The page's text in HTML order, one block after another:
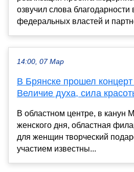
озвучил слова благодарности
федеральных властей и
14:00, 07 Мар
В Брянске прошел
Величие духа, сила
В областном центре, в канун
женского дня, областная
для женщин творческий
участием известны...